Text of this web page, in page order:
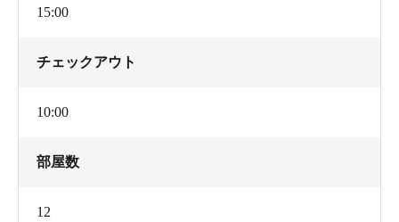
15:00
チェックアウト
10:00
部屋数
12